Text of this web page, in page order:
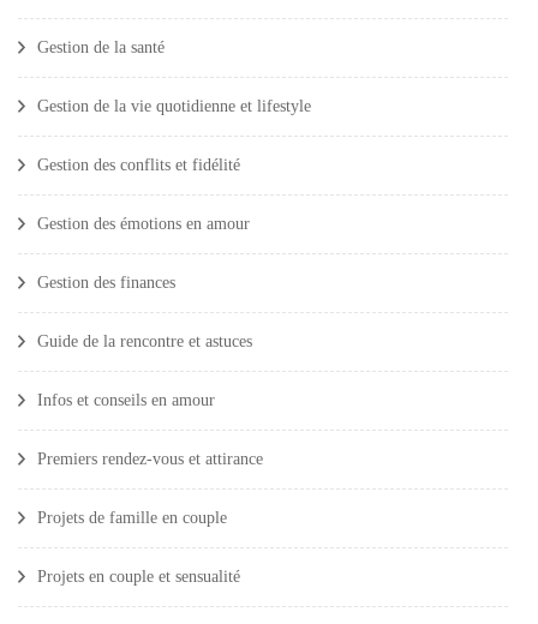
Gestion de la santé
Gestion de la vie quotidienne et lifestyle
Gestion des conflits et fidélité
Gestion des émotions en amour
Gestion des finances
Guide de la rencontre et astuces
Infos et conseils en amour
Premiers rendez-vous et attirance
Projets de famille en couple
Projets en couple et sensualité